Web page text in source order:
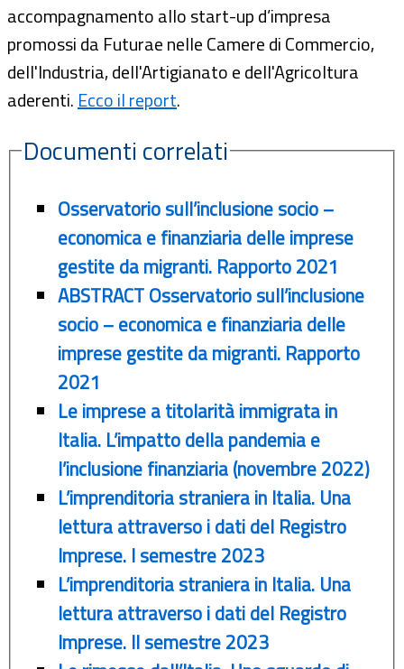
accompagnamento allo start-up d’impresa
promossi da Futurae nelle Camere di Commercio,
dell'Industria, dell'Artigianato e dell'Agricoltura
aderenti. Ecco il report.
Documenti correlati
Osservatorio sull’inclusione socio –
economica e finanziaria delle imprese
gestite da migranti. Rapporto 2021
ABSTRACT Osservatorio sull’inclusione
socio – economica e finanziaria delle
imprese gestite da migranti. Rapporto
2021
Le imprese a titolarità immigrata in
Italia. L’impatto della pandemia e
l’inclusione finanziaria (novembre 2022)
L’imprenditoria straniera in Italia. Una
lettura attraverso i dati del Registro
Imprese. I semestre 2023
L’imprenditoria straniera in Italia. Una
lettura attraverso i dati del Registro
Imprese. II semestre 2023